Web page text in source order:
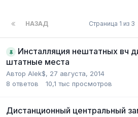
НАЗАД Страница 1 из 3
Инсталляция нештатных вч
штатные места
Автор Alek$, 27 августа, 2014
8 ответов 10,1 тыс просмотров
Дистанционный центральный